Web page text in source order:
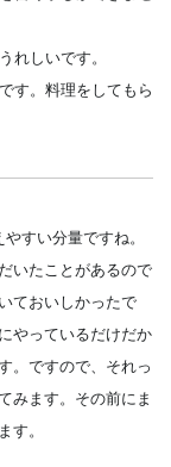
れしいです。
す。料理をしてもら
すい分量ですね。
いたことがあるので
ておいしかったで
やっているだけだか
。ですので、それっ
みます。その前にま
す。